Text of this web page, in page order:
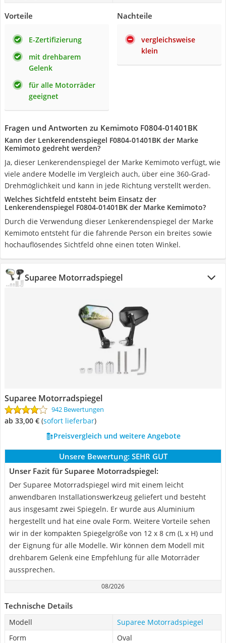
Vorteile
E-Zertifizierung
mit drehbarem
Gelenk
für alle Motorräder
geeignet
Nachteile
vergleichsweise
klein
Fragen und Antworten zu Kemimoto ‎F0804-01401BK
Kann der Lenkerendenspiegel ‎F0804-01401BK der Marke
Kemimoto gedreht werden?
Ja, dieser Lenkerendenspiegel der Marke Kemimoto verfügt, wie
viele andere Modelle im Vergleich auch, über eine 360-Grad-
Drehmöglichkeit und kann in jede Richtung verstellt werden.
Welches Sichtfeld entsteht beim Einsatz der
Lenkerendenspiegel ‎F0804-01401BK der Marke Kemimoto?
Durch die Verwendung dieser Lenkerendenspiegel der Marke
Kemimoto entsteht für die fahrende Person ein breites sowie
hochauflösendes Sichtfeld ohne einen toten Winkel.
Suparee Motorradspiegel
Suparee Motorradspiegel
942 Bewertungen
ab 33,00 € ( Sofort lieferbar)
Preisvergleich und weitere Angebote
Unsere Bewertung: SEHR GUT
Unser Fazit für Suparee Motorradspiegel:
Der Suparee Motorradspiegel wird mit einem leicht
anwendbaren Installationswerkzeug geliefert und besteht
aus insgesamt zwei Spiegeln. Er wurde aus Aluminium
hergestellt und hat eine ovale Form. Weitere Vorteile sehen
wir in der kompakten Spiegelgröße von 12 x 8 cm (L x H) und
der Eignung für alle Modelle. Wir können dem Modell mit
drehbarem Gelenk eine Empfehlung für alle Motorräder
aussprechen.
08/2026
Technische Details
Modell
Suparee Motorradspiegel
Form
Oval